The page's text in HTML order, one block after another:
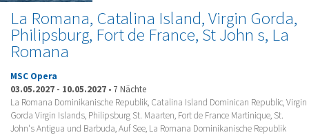
La Romana, Catalina Island, Virgin Gorda,
Philipsburg, Fort de France, St John s, La
Romana
MSC Opera
03.05.2027 - 10.05.2027 • 7 Nächte
La Romana Dominikanische Republik, Catalina Island Dominican Republic, Virgin
Gorda Virgin Islands, Philipsburg St. Maarten, Fort de France Martinique, St.
John's Antigua und Barbuda, Auf See, La Romana Dominikanische Republik